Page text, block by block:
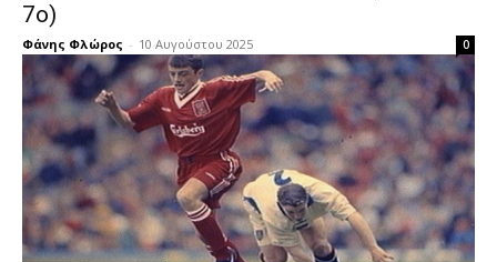
7ο)
Φάνης Φλώρος - 10 Αυγούστου 2025 0